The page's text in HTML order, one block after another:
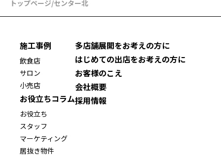
トップページ/センター北
施工事例
飲食店
サロン
小売店
お役立ちコラム
お役立ち
スタッフ
マーケティング
居抜き物件
多店舗展開をお考えの方に
はじめての出店をお考えの方に
お客様のこえ
会社概要
採用情報